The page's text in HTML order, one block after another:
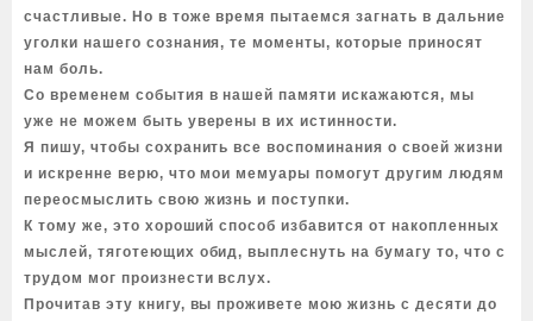
счастливые. Но в тоже время пытаемся загнать в дальние
уголки нашего сознания, те моменты, которые приносят
нам боль.
Со временем события в нашей памяти искажаются, мы
уже не можем быть уверены в их истинности.
Я пишу, чтобы сохранить все воспоминания о своей жизни
и искренне верю, что мои мемуары помогут другим людям
переосмыслить свою жизнь и поступки.
К тому же, это хороший способ избавится от накопленных
мыслей, тяготеющих обид, выплеснуть на бумагу то, что с
трудом мог произнести вслух.
Прочитав эту книгу, вы проживете мою жизнь с десяти до